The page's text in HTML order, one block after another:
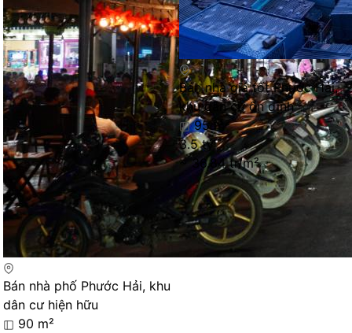
Bán nhà phố Phước Hải, khu
dân cư hiện hữu
90 m²
Bán nhà giá tốt Phước Hải,
khu dân cư ổn định
95 m²
3.5 tỷ
~ 36.84 tr/m²